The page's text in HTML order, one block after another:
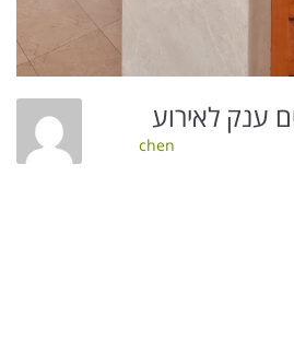
ענק לאירוע
chen